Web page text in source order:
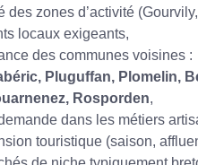
des zones d’activité
locaux exigeants,
des communes voisines :
Pluguffan, Plomelin,
Rosporden,
dans les métiers
touristique (saison,